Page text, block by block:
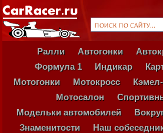
Ралли Автогонки
Формула 1
Индикар
Мотогонки
Мотокросс
Мотосалон
Модельки автомобилей
Знаменитости
Наш